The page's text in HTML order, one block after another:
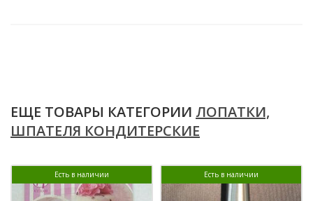
ЕЩЕ ТОВАРЫ КАТЕГОРИИ ЛОПАТКИ,
ШПАТЕЛЯ КОНДИТЕРСКИЕ
Есть в наличии Есть в наличии